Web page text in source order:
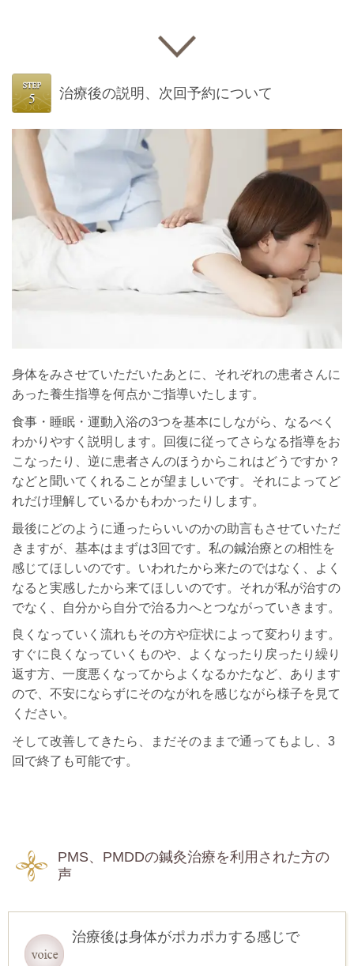
治療後の説明、次回予約について
身体をみさせていただいたあとに、それぞれの患者さんに
あった養生指導を何点かご指導いたします。
食事・睡眠・運動入浴の3つを基本にしながら、なるべく
わかりやすく説明します。回復に従ってさらなる指導をお
こなったり、逆に患者さんのほうからこれはどうですか？
などと聞いてくれることが望ましいです。それによってど
れだけ理解しているかもわかったりします。
最後にどのように通ったらいいのかの助言もさせていただ
きますが、基本はまずは3回です。私の鍼治療との相性を
感じてほしいのです。いわれたから来たのではなく、よく
なると実感したから来てほしいのです。それが私が治すの
でなく、自分から自分で治る力へとつながっていきます。
良くなっていく流れもその方や症状によって変わります。
すぐに良くなっていくものや、よくなったり戻ったり繰り
返す方、一度悪くなってからよくなるかたなど、あります
ので、不安にならずにそのながれを感じながら様子を見て
ください。
そして改善してきたら、まだそのままで通ってもよし、3
回で終了も可能です。
PMS、PMDDの鍼灸治療を利用された方の
声
治療後は身体がポカポカする感じで